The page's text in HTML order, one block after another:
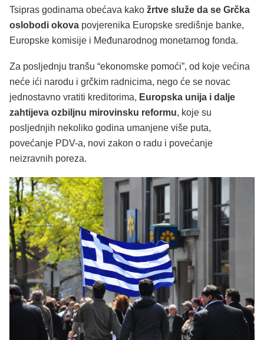
Tsipras godinama obećava kako žrtve služe da se Grčka
oslobodi okova povjerenika Europske središnje banke,
Europske komisije i Međunarodnog monetarnog fonda.
Za posljednju tranšu “ekonomske pomoći”, od koje većina
neće ići narodu i grčkim radnicima, nego će se novac
jednostavno vratiti kreditorima, Europska unija i dalje
zahtijeva ozbiljnu mirovinsku reformu, koje su
posljednjih nekoliko godina umanjene više puta,
povećanje PDV-a, novi zakon o radu i povećanje
neizravnih poreza.